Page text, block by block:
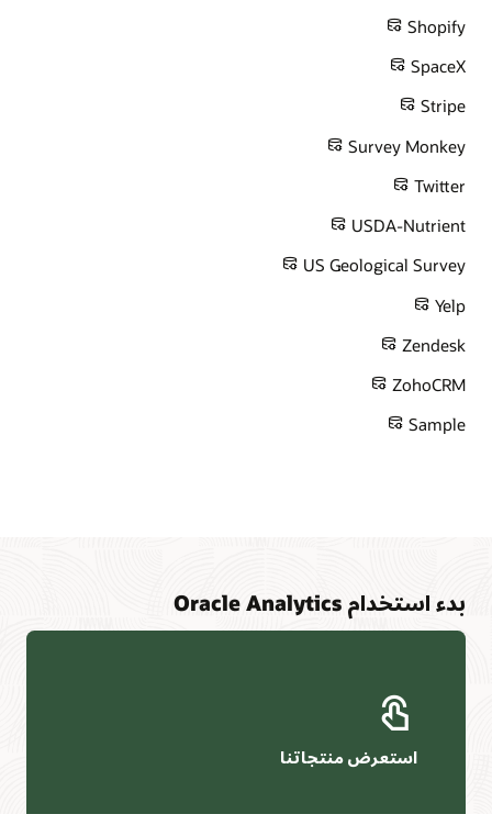
Shopify
SpaceX
Stripe
Survey Monkey
Twitter
USDA-Nutrient
US Geological Survey
Yelp
Zendesk
ZohoCRM
Sample
بدء استخدام Oracle Analytics
استعرض منتجاتنا